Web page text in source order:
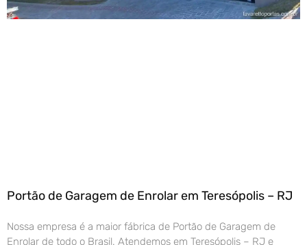
Portão de Garagem de Enrolar em Teresópolis – RJ
Nossa empresa é a maior fábrica de Portão de Garagem de
Enrolar de todo o Brasil. Atendemos em Teresópolis – RJ e